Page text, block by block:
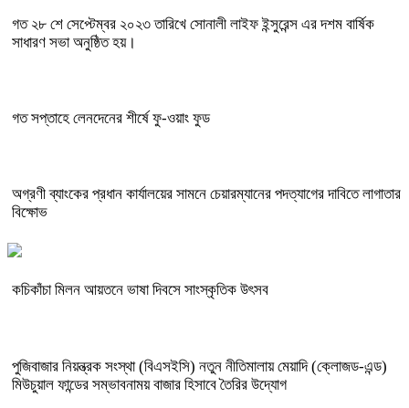
গত ২৮ শে সেপ্টেম্বর ২০২৩ তারিখে সোনালী লাইফ ইন্সুরেন্স এর দশম বার্ষিক
সাধারণ সভা অনুষ্ঠিত হয়।
গত সপ্তাহে লেনদেনের শীর্ষে ফু-ওয়াং ফুড
অগ্রণী ব্যাংকের প্রধান কার্যালয়ের সামনে চেয়ারম্যানের পদত্যাগের দাবিতে লাগাতার
বিক্ষোভ
কচিকাঁচা মিলন আয়তনে ভাষা দিবসে সাংস্কৃতিক উৎসব
পুজিবাজার নিয়ন্ত্রক সংস্থা (বিএসইসি) নতুন নীতিমালায় মেয়াদি (ক্লোজড-এন্ড)
মিউচুয়াল ফান্ডের সম্ভাবনাময় বাজার হিসাবে তৈরির উদ্যোগ